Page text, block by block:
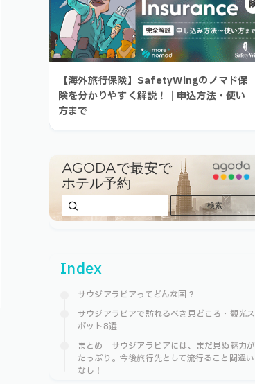
【海外旅行保険】SafetyWingのノマド保
険を分かりやすく解説！｜申込方法・使い
方まで
Index
サウジアラビアってどんな国？
サウジアラビアで訪れるべき見どころ・観光ス
ポット8選
まとめ｜サウジアラビアには、まだ見ぬ魅力が
たっぷり。今後旅行先として流行ること間違い
なし！